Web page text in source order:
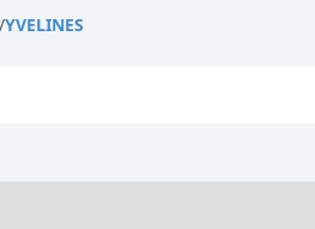
Gaz
/YVELINES